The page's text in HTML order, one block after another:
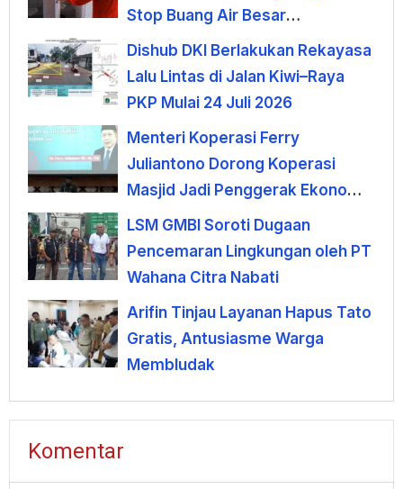
Stop Buang Air Besar
Sembarangan
Dishub DKI Berlakukan Rekayasa
Lalu Lintas di Jalan Kiwi–Raya
PKP Mulai 24 Juli 2026
Menteri Koperasi Ferry
Juliantono Dorong Koperasi
Masjid Jadi Penggerak Ekonomi
Umat
LSM GMBI Soroti Dugaan
Pencemaran Lingkungan oleh PT
Wahana Citra Nabati
Arifin Tinjau Layanan Hapus Tato
Gratis, Antusiasme Warga
Membludak
Komentar